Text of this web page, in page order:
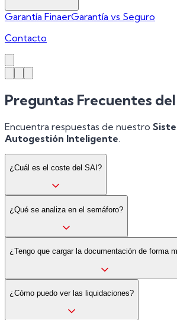
Garantía FinaerGarantía vs Seguro
Contacto
Preguntas Frecuentes del
Encuentra respuestas de nuestro
Autogestión Inteligente
¿Cuál es el coste del SAI?
¿Qué se analiza en el semáforo?
¿Tengo que cargar la documentación de forma
¿Cómo puedo ver las liquidaciones?